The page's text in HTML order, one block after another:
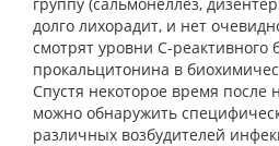
долго лихорадит, и нет
смотрят уровни С-реактивного
прокальцитонина в
Спустя некоторое время после
можно обнаружить
различных возбудителей